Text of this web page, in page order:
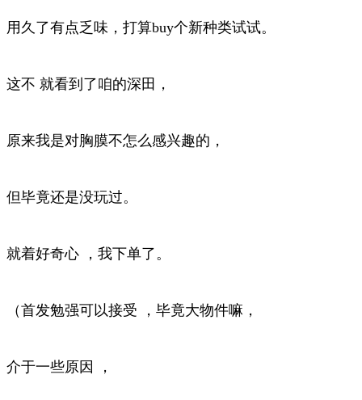
用久了有点乏味，打算buy个新种类试试。
这不 就看到了咱的深田，
原来我是对胸膜不怎么感兴趣的，
但毕竟还是没玩过。
就着好奇心 ，我下单了。
（首发勉强可以接受 ，毕竟大物件嘛，
介于一些原因 ，